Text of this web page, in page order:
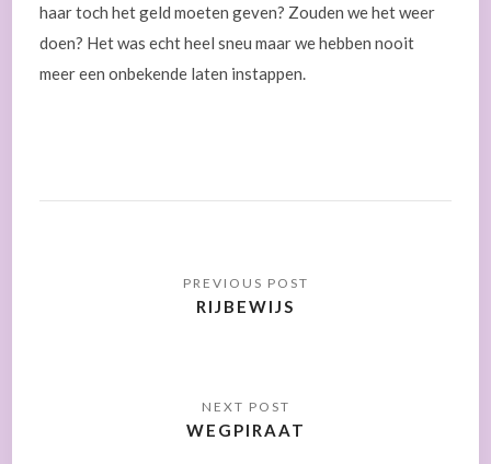
haar toch het geld moeten geven? Zouden we het weer
doen? Het was echt heel sneu maar we hebben nooit
meer een onbekende laten instappen.
RIJBEWIJS
WEGPIRAAT